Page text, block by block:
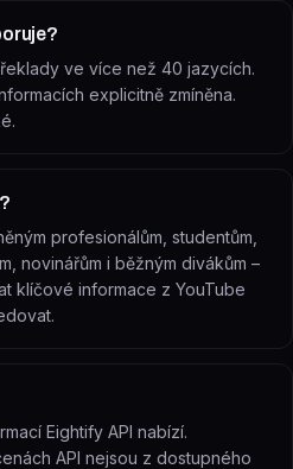
ve více než 40 jazycích.
explicitně zmíněna.
profesionálům, studentům,
novinářům i běžným divákům –
klíčové informace z YouTube
Eightify API nabízí.
API nejsou z dostupného